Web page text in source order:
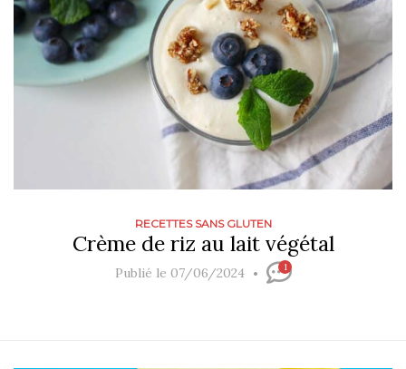
RECETTES SANS GLUTEN
Crème de riz au lait végétal
Publié le 07/06/2024 1